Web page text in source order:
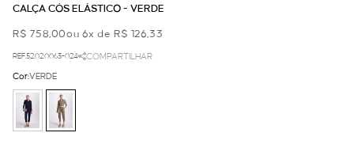
CALÇA CÓS ELÁSTICO - VERDE
R$ 758,00ou 6x de R$ 126,33
REF.52.02.0063-024 COMPARTILHAR
Cor:VERDE